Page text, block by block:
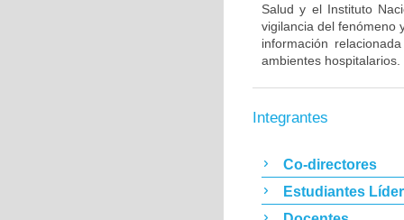
Salud y el Instituto
vigilancia del fenómeno
información
ambientes hospitalarios.
Integrantes
Co-directores
Estudiantes